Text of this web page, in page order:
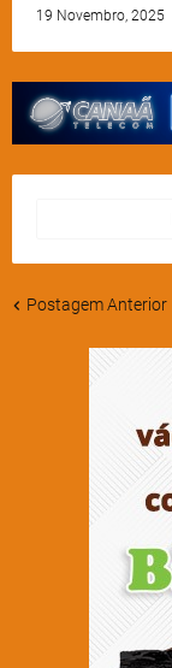
19 Novembro, 2025
Postagem Anterior